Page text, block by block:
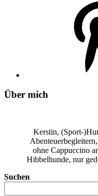
Über mich
Kerstin, (Sport-
ohne Cappuccino
Hibbelhunde, nur
Suchen